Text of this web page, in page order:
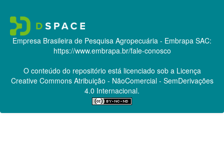
Empresa Brasileira de Pesquisa Agropecuária - Embrapa SAC:
https://www.embrapa.br/fale-conosco
O conteúdo do repositório está licenciado sob a Licença
Creative CommonsAtribuição - NãoComercial - SemDerivações
4.0 Internacional.